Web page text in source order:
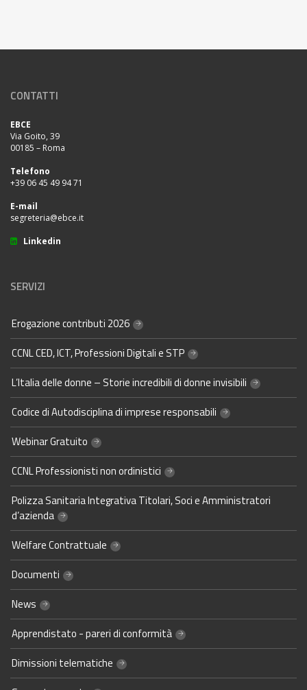
CONTATTI
EBCE
Via Goito, 39
00185 – Roma
Telefono
+39 06 45 49 94 71
E-mail
segreteria@ebce.it
Linkedin
SERVIZI
Erogazione contributi 2026
CCNL CED, ICT, Professioni Digitali e STP
L’Italia delle donne – Storie incredibili di donne invisibili
Codice di Autodisciplina di imprese responsabili
Webinar Gratuito
CCNL Professionisti non ordinistici
Polizza Sanitaria Integrativa Titolari, Soci e Amministratori
d’azienda
Welfare Contrattuale
Documenti
News
Apprendistato - pareri di conformità
Dimissioni telematiche